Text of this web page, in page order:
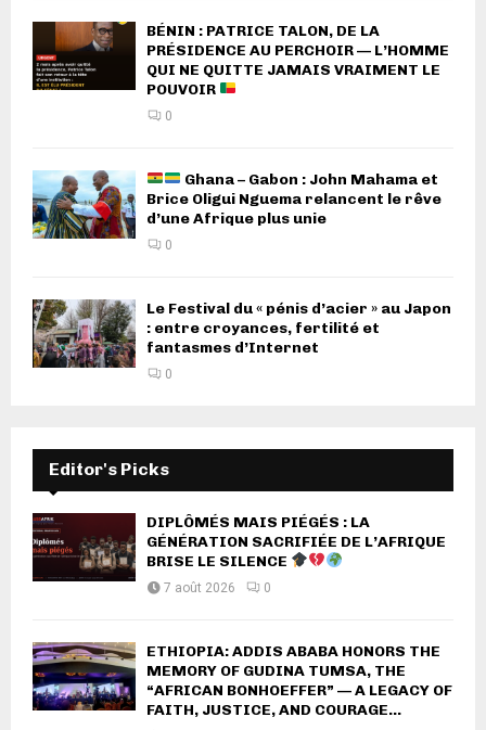
BÉNIN : PATRICE TALON, DE LA
PRÉSIDENCE AU PERCHOIR — L’HOMME
QUI NE QUITTE JAMAIS VRAIMENT LE
POUVOIR
0
Ghana – Gabon : John Mahama et
Brice Oligui Nguema relancent le rêve
d’une Afrique plus unie
0
Le Festival du « pénis d’acier » au Japon
: entre croyances, fertilité et
fantasmes d’Internet
0
Editor's Picks
DIPLÔMÉS MAIS PIÉGÉS : LA
GÉNÉRATION SACRIFIÉE DE L’AFRIQUE
BRISE LE SILENCE
7 août 2026 0
ETHIOPIA: ADDIS ABABA HONORS THE
MEMORY OF GUDINA TUMSA, THE
“AFRICAN BONHOEFFER” — A LEGACY OF
FAITH, JUSTICE, AND COURAGE...